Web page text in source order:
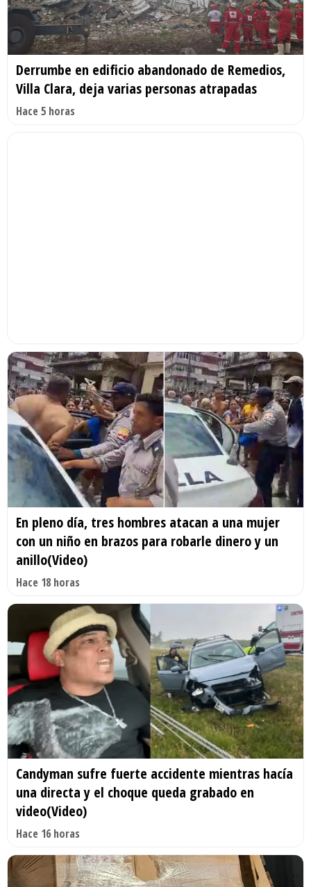
Derrumbe en edificio abandonado de Remedios,
Villa Clara, deja varias personas atrapadas
Hace 5 horas
En pleno día, tres hombres atacan a una mujer
con un niño en brazos para robarle dinero y un
anillo(Video)
Hace 18 horas
Candyman sufre fuerte accidente mientras hacía
una directa y el choque queda grabado en
video(Video)
Hace 16 horas